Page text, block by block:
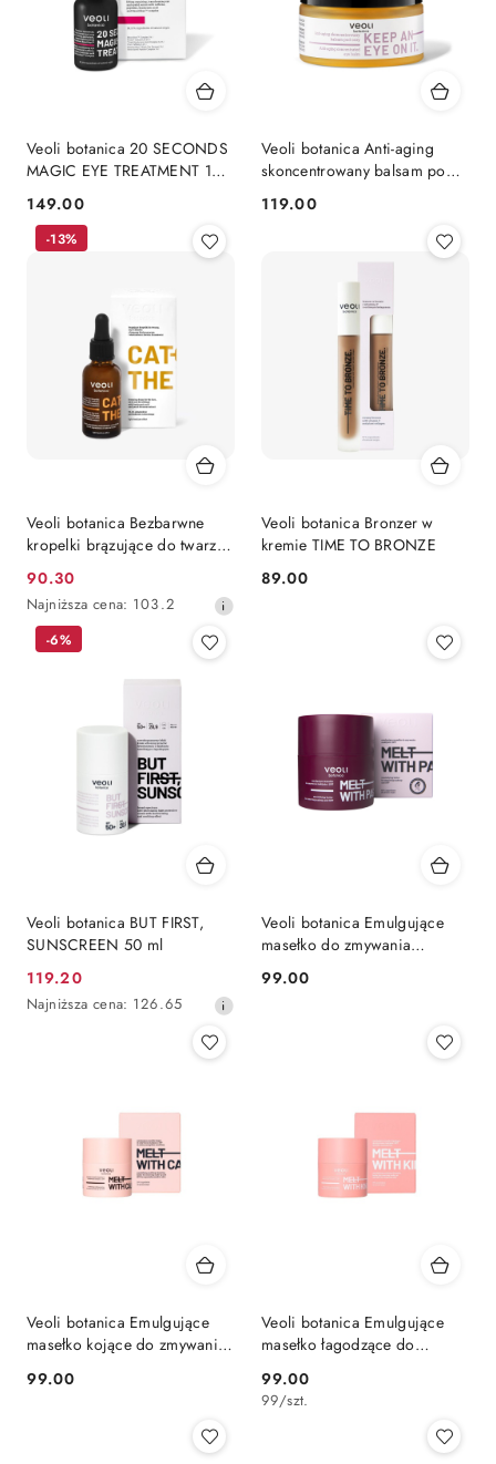
Veoli botanica 20 SECONDS
MAGIC EYE TREATMENT 15
ml
Cena:
149.00
Veoli botanica Anti-aging
skoncentrowany balsam pod
oczy KEEP AN EYE ON IT 15
ml
Cena:
119.00
Veoli botanica Bezbarwne
kropelki brązujące do twarzy
Cena
promocyjna:
90.30
Najniższa
cena
Najniższa cena: 103.2
-13%
Veoli botanica Bronzer w
kremie TIME TO BRONZE
Cena:
89.00
Veoli botanica BUT FIRST,
SUNSCREEN 50 ml
Cena
promocyjna:
119.20
Najniższa
Najniższa cena: 126.65
-6%
Veoli botanica Emulgujące
masełko do zmywania
makijażu i SPF MELT WITH
PASSION 40 g
Cena:
99.00
Veoli botanica Emulgujące
masełko kojące do zmywania
szczególnie wrażliwej MELT
Cena:
99.00
Veoli botanica Emulgujące
masełko łagodzące do
skóry naczyniowej MELT
WITH KINDNESS
Cena:
99.00
99/szt.